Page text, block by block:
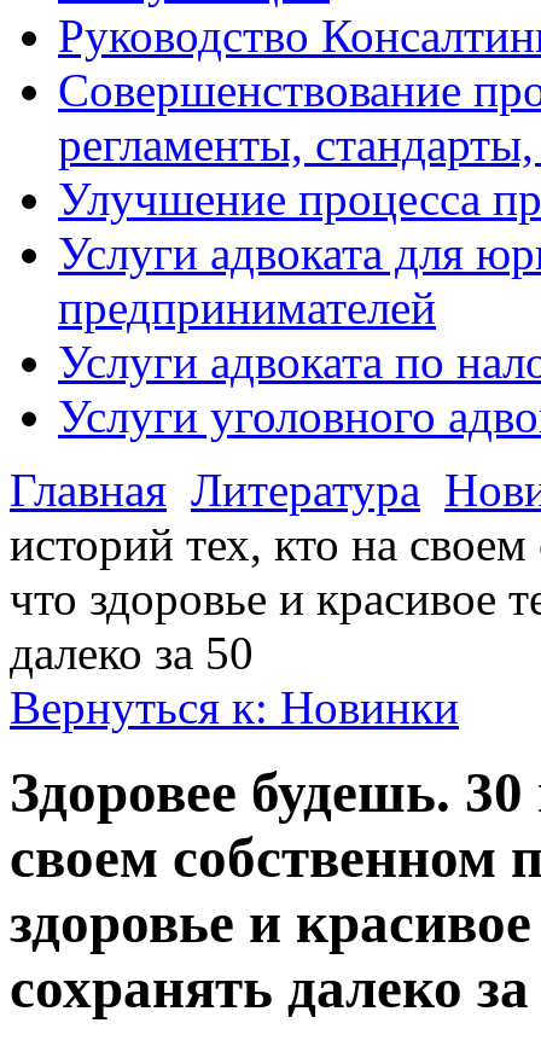
Руководство
Совершенствование
регламенты,
Улучшение процесса
Услуги адвоката для
предпринимателей
Услуги адвоката по
Услуги уголовного
Главная Литература
историй тех, кто на
что здоровье и красивое
далеко за 50
Вернуться к: Новинки
Здоровее будешь.
своем собственном
здоровье и
сохранять далеко